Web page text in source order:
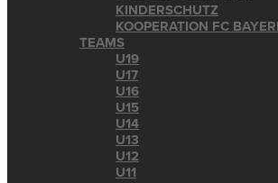
KINDERSCHUTZ
KOOPERATION FC
TEAMS
U19
U17
U16
U15
U14
U13
U12
U11